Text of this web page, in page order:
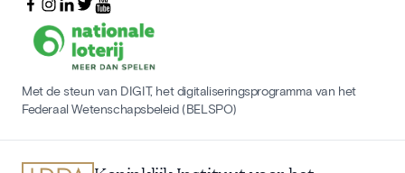
Met de steun van DIGIT, het digitaliseringsprogramma van het
Federaal Wetenschapsbeleid (BELSPO)